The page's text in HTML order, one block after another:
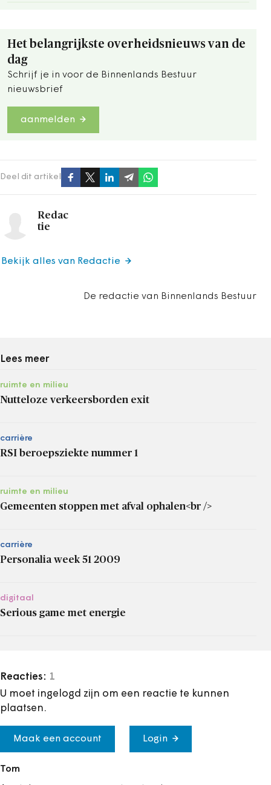
Het belangrijkste overheidsnieuws van de
dag
Schrijf je in voor de Binnenlands Bestuur
nieuwsbrief
aanmelden
Deel dit artikel
Redac
tie
De redactie van Binnenlands Bestuur
Bekijk alles van Redactie
Lees meer
ruimte en milieu
Nutteloze verkeersborden exit
carrière
RSI beroepsziekte nummer 1
ruimte en milieu
Gemeenten stoppen met afval ophalen<br />
carrière
Personalia week 51 2009
digitaal
Serious game met energie
Reacties: 1
U moet ingelogd zijn om een reactie te kunnen
plaatsen.
Maak een account Login
Tom